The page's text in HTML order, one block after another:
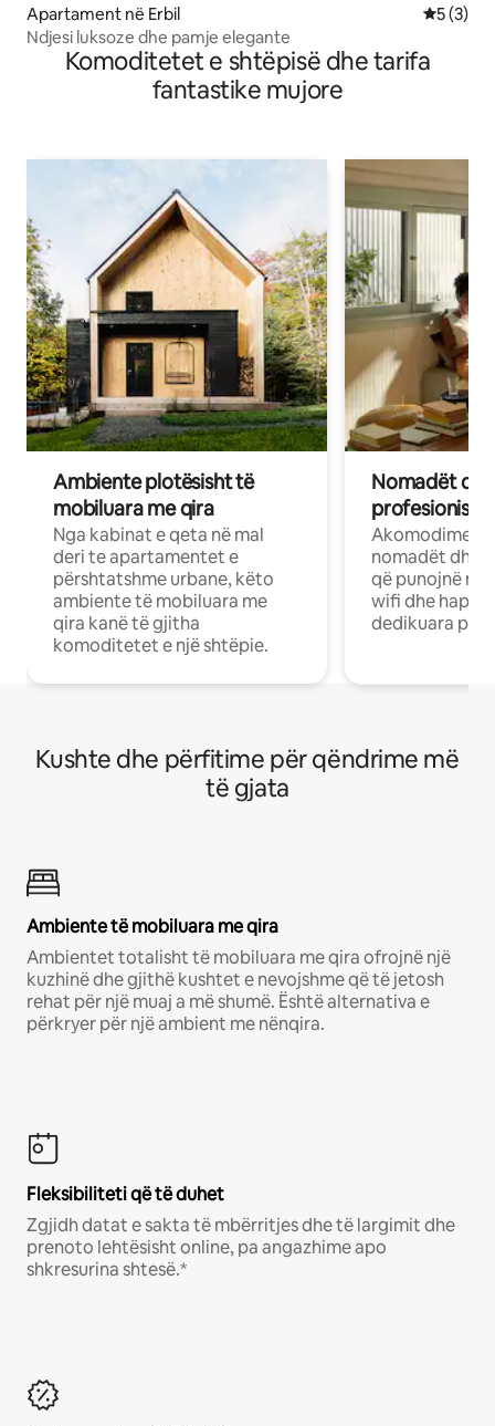
Apartament në Erbil
5 (3)
Ndjesi luksoze dhe pamje elegante
Komoditetet e shtëpisë dhe tarifa
fantastike mujore
Ambiente plotësisht të
mobiluara me qira
Nga kabinat e qeta në mal
deri te apartamentet e
përshtatshme urbane, këto
ambiente të mobiluara me
qira kanë të gjitha
komoditetet e një shtëpie.
Nomadët
Akomodime
nomadët dhe
që punojnë në
wifi dhe
dedikuara
Kushte dhe përfitime për qëndrime më
të gjata
Ambiente të mobiluara me qira
Ambientet totalisht të mobiluara me qira ofrojnë një
kuzhinë dhe gjithë kushtet e nevojshme që të jetosh
rehat për një muaj a më shumë. Është alternativa e
përkryer për një ambient me nënqira.
Fleksibiliteti që të duhet
Zgjidh datat e sakta të mbërritjes dhe të largimit dhe
prenoto lehtësisht online, pa angazhime apo
shkresurina shtesë.*